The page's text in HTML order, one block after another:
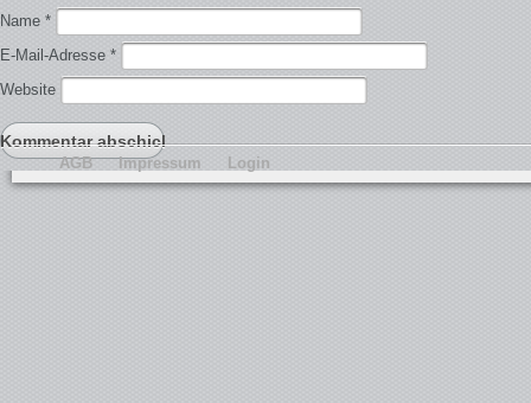
Name *
E-Mail-Adresse *
Website
AGB Impressum Login